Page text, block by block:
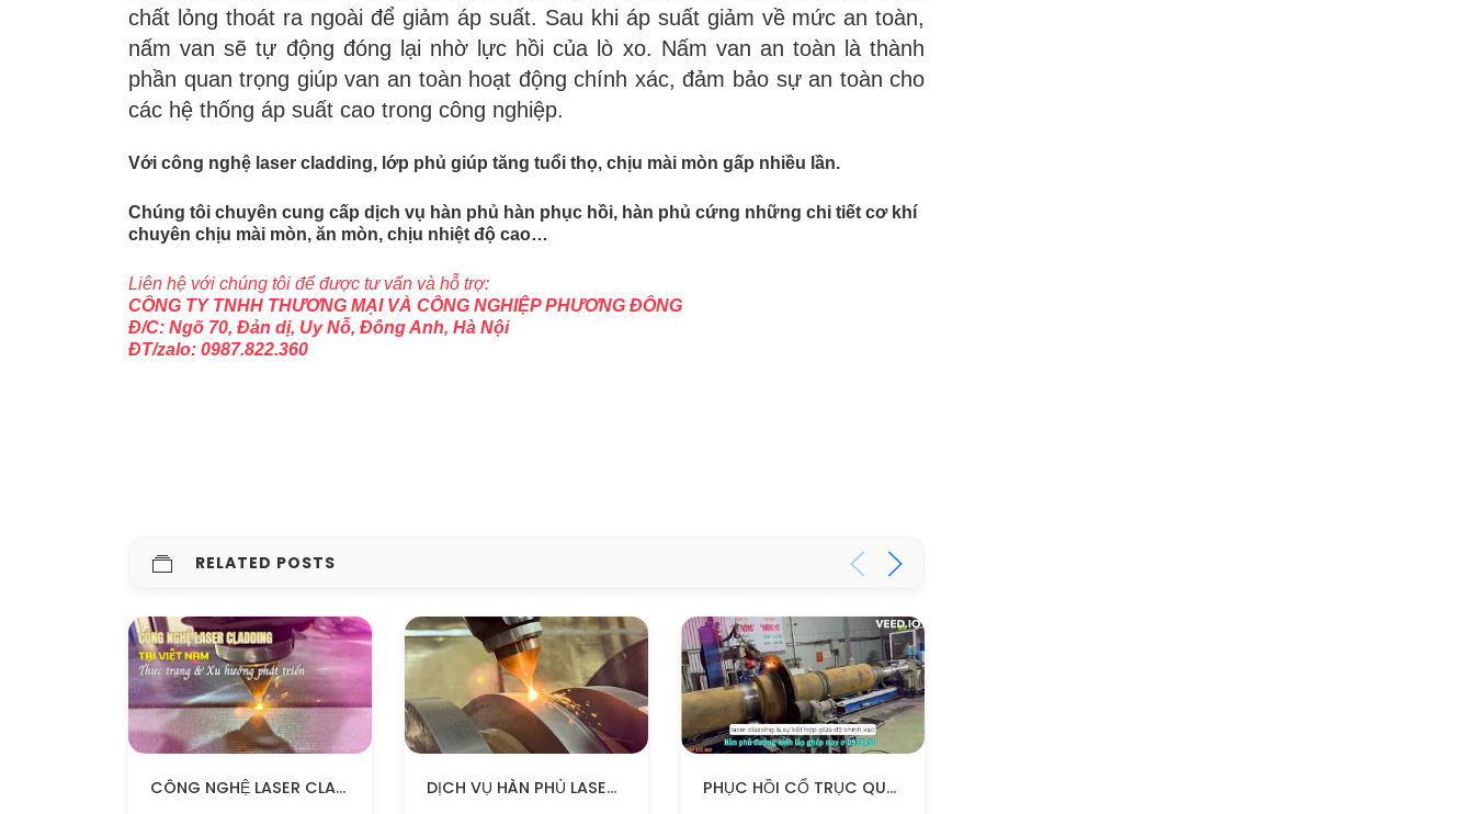
chất lỏng thoát ra ngoài để giảm áp suất. Sau khi áp suất giảm về mức an toàn,
nấm van sẽ tự động đóng lại nhờ lực hồi của lò xo. Nấm van an toàn là thành
phần quan trọng giúp van an toàn hoạt động chính xác, đảm bảo sự an toàn cho
các hệ thống áp suất cao trong công nghiệp.
Với công nghệ laser cladding, lớp phủ giúp tăng tuổi thọ, chịu mài mòn gấp nhiều lần.
Chúng tôi chuyên cung cấp dịch vụ hàn phủ hàn phục hồi, hàn phủ cứng những chi tiết cơ khí
chuyên chịu mài mòn, ăn mòn, chịu nhiệt độ cao…
Liên hệ với chúng tôi để được tư vấn và hỗ trợ:
CÔNG TY TNHH THƯƠNG MẠI VÀ CÔNG NGHIỆP PHƯƠNG ĐÔNG
Đ/C: Ngõ 70, Đản dị, Uy Nỗ, Đông Anh, Hà Nội
ĐT/zalo: 0987.822.360
RELATED POSTS
CÔNG NGHỆ LASER CLADDING TẠI VIỆT NAM – THỰC TRẠNG VÀ XU HƯỚNG PHÁT TRIỂN DỊCH VỤ HÀN PHỦ LASER CLADDING TẠI VIỆT NAM PHỤC HỒI CỔ TRỤC QUẠT 11 TẤN BẰNG LASER CLADDING